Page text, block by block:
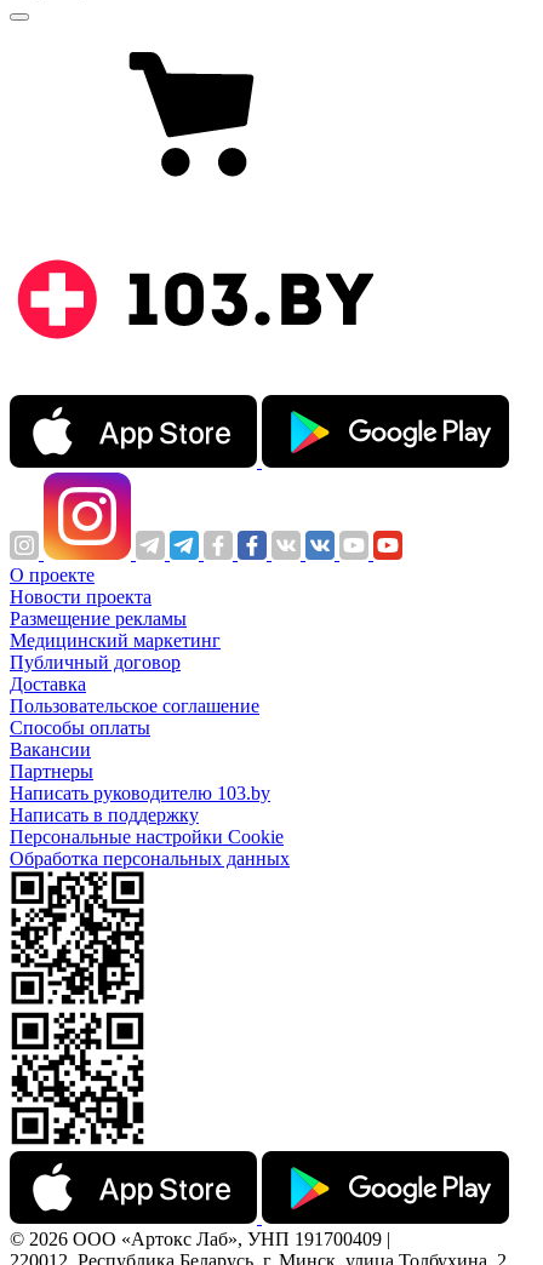
О проекте
Новости проекта
Размещение рекламы
Медицинский маркетинг
Публичный договор
Доставка
Пользовательское соглашение
Способы оплаты
Вакансии
Партнеры
Написать руководителю 103.by
Написать в поддержку
Персональные настройки Cookie
Обработка персональных данных
© 2026 ООО «Артокс Лаб», УНП 191700409 |
220012, Республика Беларусь, г. Минск, улица Толбухина, 2,